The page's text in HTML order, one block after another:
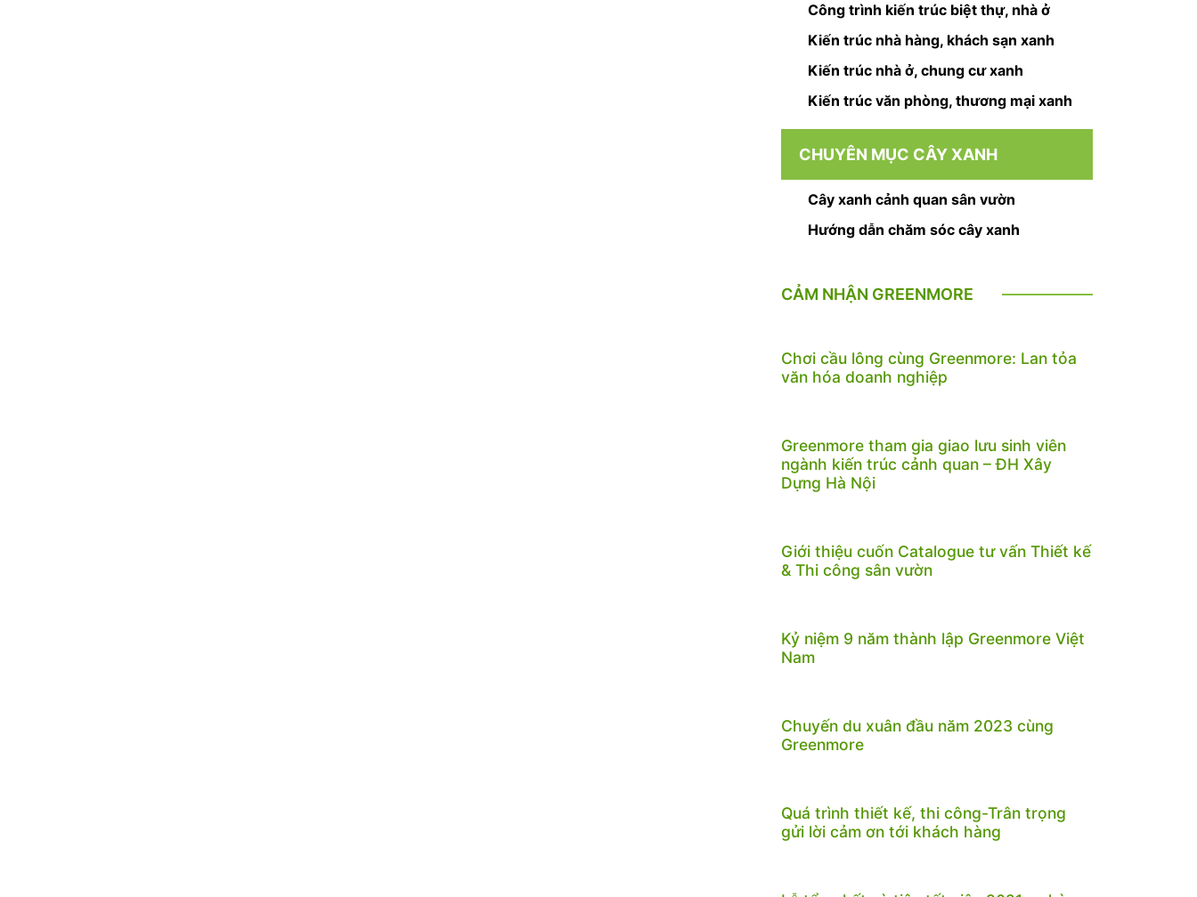
Công trình kiến trúc biệt thự, nhà ở
Kiến trúc nhà hàng, khách sạn xanh
Kiến trúc nhà ở, chung cư xanh
Kiến trúc văn phòng, thương mại xanh
CHUYÊN MỤC CÂY XANH
Cây xanh cảnh quan sân vườn
Hướng dẫn chăm sóc cây xanh
CẢM NHẬN GREENMORE
Chơi cầu lông cùng Greenmore: Lan tỏa
văn hóa doanh nghiệp
Greenmore tham gia giao lưu sinh viên
ngành kiến trúc cảnh quan – ĐH Xây
Dựng Hà Nội
Giới thiệu cuốn Catalogue tư vấn Thiết kế
& Thi công sân vườn
Kỷ niệm 9 năm thành lập Greenmore Việt
Nam
Chuyến du xuân đầu năm 2023 cùng
Greenmore
Quá trình thiết kế, thi công-Trân trọng
gửi lời cảm ơn tới khách hàng